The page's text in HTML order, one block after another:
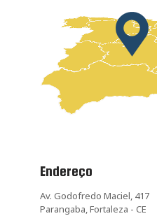
Endereço
Av. Godofredo Maciel, 417
Parangaba, Fortaleza - CE